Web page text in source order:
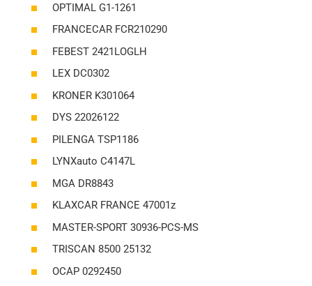
OPTIMAL G1-1261
FRANCECAR FCR210290
FEBEST 2421LOGLH
LEX DC0302
KRONER K301064
DYS 22026122
PILENGA TSP1186
LYNXauto C4147L
MGA DR8843
KLAXCAR FRANCE 47001z
MASTER-SPORT 30936-PCS-MS
TRISCAN 8500 25132
OCAP 0292450